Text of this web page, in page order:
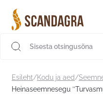
sisu
juurde
Esileht/Kodu ja aed/
Heinaseemnesegu